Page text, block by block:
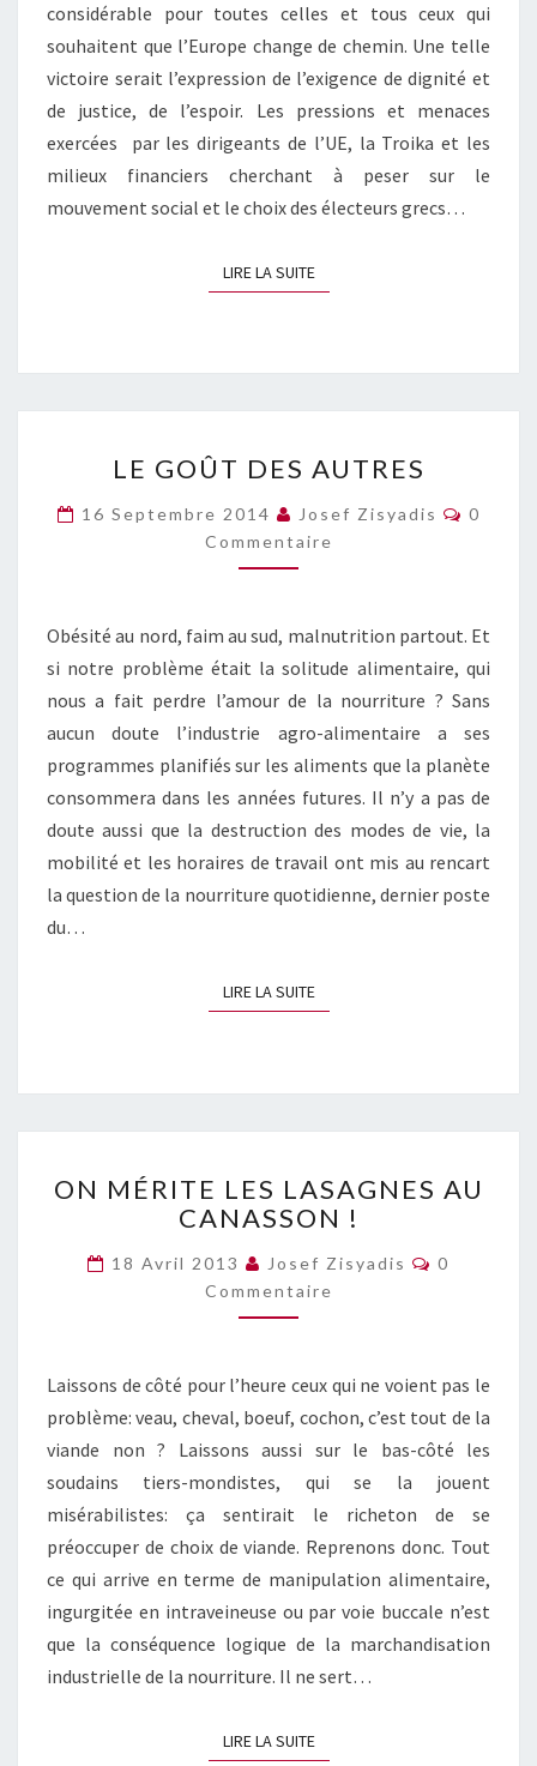
considérable pour toutes celles et tous ceux qui
souhaitent que l’Europe change de chemin. Une telle
victoire serait l’expression de l’exigence de dignité et
de justice, de l’espoir. Les pressions et menaces
exercées par les dirigeants de l’UE, la Troika et les
milieux financiers cherchant à peser sur le
mouvement social et le choix des électeurs grecs…
LIRE LA SUITELIRE LA SUITE
GOÛT
AUTRES
LE GOÛT DES AUTRES
16 Septembre 2014 Josef Zisyadis
0
Commentaire
Obésité au nord, faim au sud, malnutrition partout. Et
si notre problème était la solitude alimentaire, qui
nous a fait perdre l’amour de la nourriture ? Sans
aucun doute l’industrie agro-alimentaire a ses
programmes planifiés sur les aliments que la planète
consommera dans les années futures. Il n’y a pas de
doute aussi que la destruction des modes de vie, la
mobilité et les horaires de travail ont mis au rencart
la question de la nourriture quotidienne, dernier poste
du…
LIRE LA SUITELIRE LA SUITE
MÉRITE
LES
AU
CANASSON
!
ON MÉRITE LES LASAGNES AU
CANASSON !
18 Avril 2013 Josef Zisyadis
0
Commentaire
Laissons de côté pour l’heure ceux qui ne voient pas le
problème: veau, cheval, boeuf, cochon, c’est tout de la
viande non ? Laissons aussi sur le bas-côté les
soudains tiers-mondistes, qui se la jouent
misérabilistes: ça sentirait le richeton de se
préoccuper de choix de viande. Reprenons donc. Tout
ce qui arrive en terme de manipulation alimentaire,
ingurgitée en intraveineuse ou par voie buccale n’est
que la conséquence logique de la marchandisation
industrielle de la nourriture. Il ne sert…
LIRE LA SUITELIRE LA SUITE